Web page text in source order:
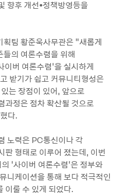
향후 개선•정책방영등을
팀 황준욱사무관은 “새롭게
의 여론수렴을 위해
이버 여론수렴’을 실시하게
받기가 쉽고 커뮤니티형성은
는 장점이 있어, 앞으로
과정은 점차 확산될 것으로
다.
노력은 PC통신이나 각
판 형태로 이루어 졌는데, 이번
‘사이버 여론수렴’은 정부와
니케이션을 통해 보다 적극적인
이룰 수 있게 되었다.